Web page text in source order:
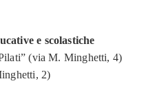
e scolastiche
(via M. Minghetti, 4)
2)